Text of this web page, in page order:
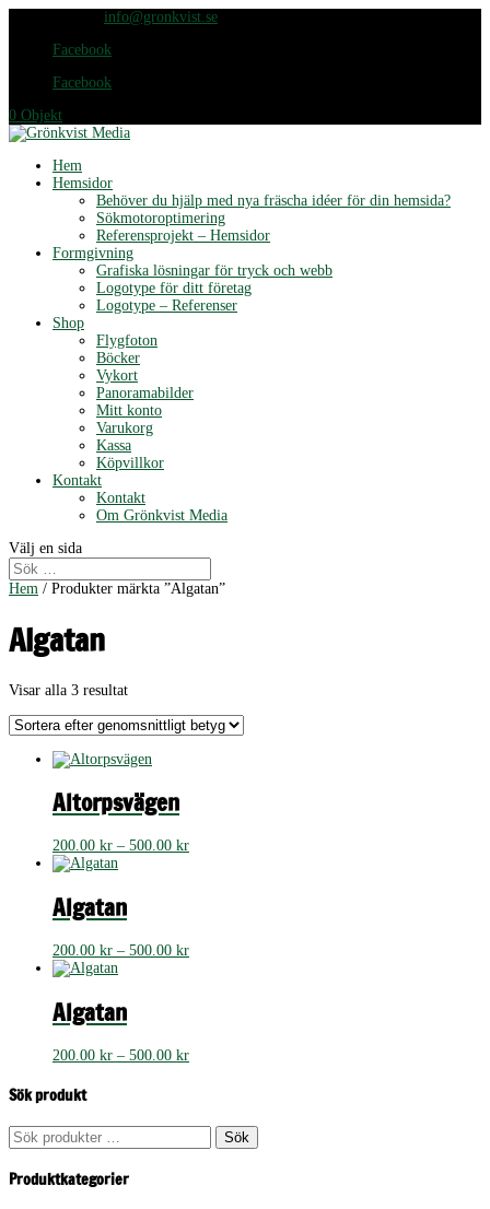
info@gronkvist.se
Facebook
Facebook
0 Objekt
Hem
Hemsidor
Behöver du hjälp med nya fräscha idéer för din hemsida?
Sökmotoroptimering
Referensprojekt – Hemsidor
Formgivning
Grafiska lösningar för tryck och webb
Logotype för ditt företag
Logotype – Referenser
Shop
Flygfoton
Böcker
Vykort
Panoramabilder
Mitt konto
Varukorg
Kassa
Köpvillkor
Kontakt
Kontakt
Om Grönkvist Media
Välj en sida
Hem / Produkter märkta ”Algatan”
Algatan
Visar alla 3 resultatSortera
genomsnittligt
betyg
Altorpsvägen
200.00 kr – 500.00 krPrisintervall:
Algatan
200.00 kr – 500.00 krPrisintervall:
Algatan
200.00 kr – 500.00 krPrisintervall:
Sök produkt
Sök
efter:
Sök
Produktkategorier